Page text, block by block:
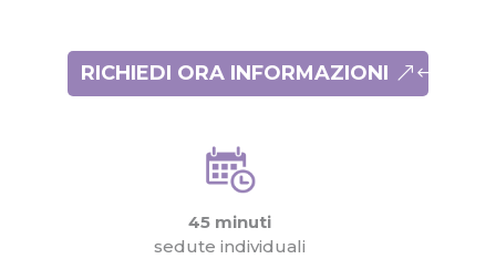
RICHIEDI ORA INFORMAZIONI
45 minuti
sedute individuali